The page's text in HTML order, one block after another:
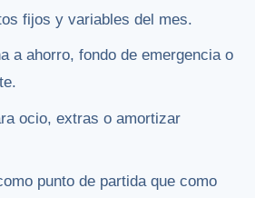
fijos y variables del mes.
a ahorro, fondo de emergencia o
ocio, extras o amortizar
punto de partida que como